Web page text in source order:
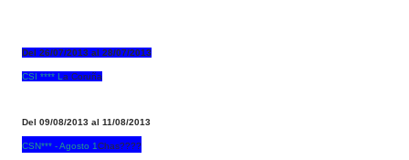
Del 26/07/2013 al 28/07/2013
CSI **** L a Coruña
Del 09/08/2013 al 11/08/2013
CSN*** - Agosto 1Chas????